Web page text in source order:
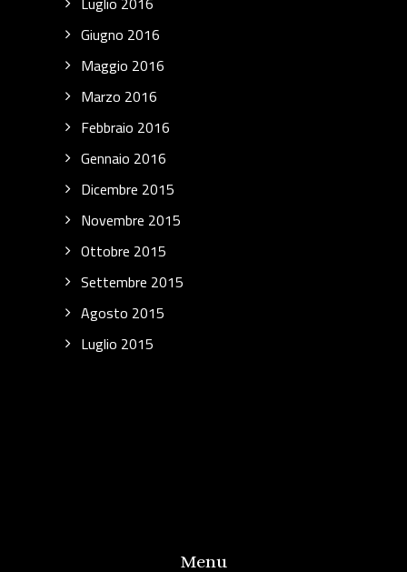
Giugno 2016
Maggio 2016
Marzo 2016
Febbraio 2016
Gennaio 2016
Dicembre 2015
Novembre 2015
Ottobre 2015
Settembre 2015
Agosto 2015
Luglio 2015
Menu